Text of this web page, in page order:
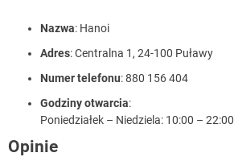
Nazwa: Hanoi
Adres: Centralna 1, 24-100 Puławy
Numer telefonu: 880 156 404
Godziny otwarcia:
Poniedziałek – Niedziela: 10:00 – 22:00
Opinie